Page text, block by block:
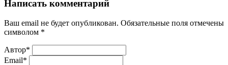
Написать комментарий
Ваш email не будет опубликован. Обязательные поля отмечены
символом *
Автор*
Email*